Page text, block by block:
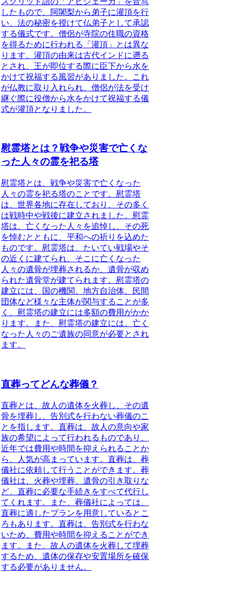
したもので、阿闍梨から弟子に灌頂を行
い、法の秘密を授けて仏弟子として承認
する儀式です。僧侶が寺院の住職の資格
を得るために行われる「灌頂」とは異な
ります。灌頂の由来は古代インドに遡る
とされ、王が即位する際に臣下から水を
かけて祝福する風習がありました。これ
が仏教に取り入れられ、僧侶が法を受け
継ぐ際に役僧から水をかけて祝福する儀
式が灌頂となりました。
慰霊塔とは？戦争や災害で亡くな
った人々の霊を祀る塔
慰霊塔とは、戦争や災害で亡くなった
人々の霊を祀る塔のことです。慰霊塔
は、世界各地に存在しており、その多く
は戦時中や戦後に建立されました。慰霊
塔は、亡くなった人々を追悼し、その死
を悼むとともに、平和への祈りを込めた
ものです。慰霊塔は、たいてい戦場やそ
の近くに建てられ、そこに亡くなった
人々の遺骨が埋葬されるか、遺骨が収め
られた遺骨堂が建てられます。慰霊塔の
建立には、国の機関、地方自治体、民間
団体など様々な主体が関与することが多
く、慰霊塔の建立には多額の費用がかか
ります。また、慰霊塔の建立には、亡く
なった人々のご遺族の同意が必要とされ
ます。
直葬ってどんな葬儀？
直葬とは、故人の遺体を火葬し、その遺
骨を埋葬し、告別式を行わない葬儀のこ
とを指します。直葬は、故人の意向や家
族の希望によって行われるものであり、
近年では費用や時間を抑えられることか
ら、人気が高まっています。直葬は、葬
儀社に依頼して行うことができます。葬
儀社は、火葬や埋葬、遺骨の引き取りな
ど、直葬に必要な手続きをすべて代行し
てくれます。また、葬儀社によっては、
直葬に適したプランを用意しているとこ
ろもあります。直葬は、告別式を行わな
いため、費用や時間を抑えることができ
ます。また、故人の遺体を火葬して埋葬
するため、遺体の保存や安置場所を確保
する必要がありません。